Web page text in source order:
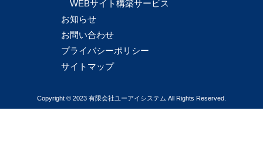
WEBサイト構築サービス
お知らせ
お問い合わせ
プライバシーポリシー
サイトマップ
Copyright © 2023 有限会社ユーアイシステム All Rights Reserved.